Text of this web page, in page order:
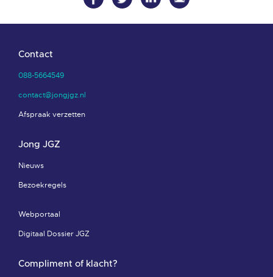
Contact
088-5664549
contact@jongjgz.nl
Afspraak verzetten
Jong JGZ
Nieuws
Bezoekregels
Webportaal
Digitaal Dossier JGZ
Compliment of klacht?